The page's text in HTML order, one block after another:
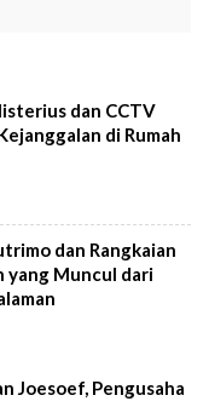
dan CCTV
di Rumah
dan Rangkaian
yang Muncul dari
Joesoef, Pengusaha